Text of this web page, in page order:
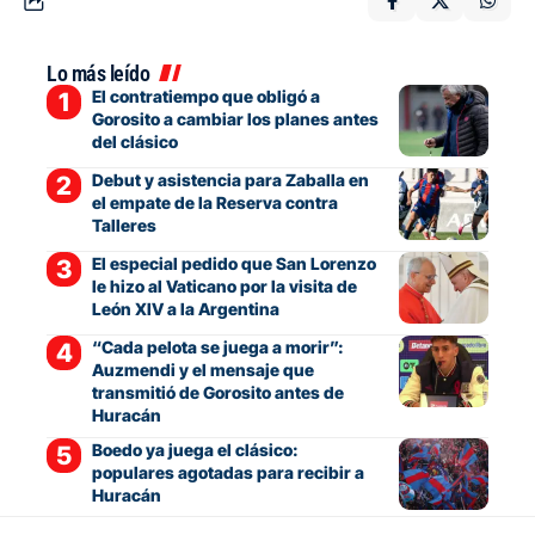
Lo más leído
El contratiempo que obligó a
Gorosito a cambiar los planes antes
del clásico
Debut y asistencia para Zaballa en
el empate de la Reserva contra
Talleres
El especial pedido que San Lorenzo
le hizo al Vaticano por la visita de
León XIV a la Argentina
“Cada pelota se juega a morir”:
Auzmendi y el mensaje que
transmitió de Gorosito antes de
Huracán
Boedo ya juega el clásico:
populares agotadas para recibir a
Huracán